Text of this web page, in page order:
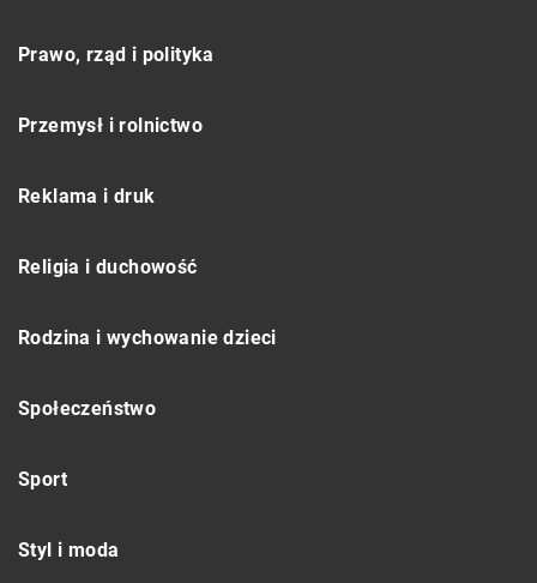
Prawo, rząd i polityka
Przemysł i rolnictwo
Reklama i druk
Religia i duchowość
Rodzina i wychowanie dzieci
Społeczeństwo
Sport
Styl i moda